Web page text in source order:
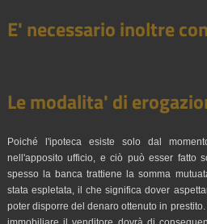
E' necessario inoltre
Le modalita' di
Poiché l'ipoteca esiste solo dal
nell'apposito ufficio, e ciò può esser fatto
spesso la banca trattiene la somma
stata espletata, il che significa dover
poter disporre del denaro ottenuto in